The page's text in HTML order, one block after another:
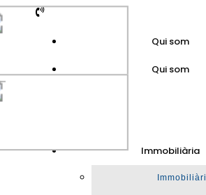
Qui som
Qui som
Immobiliària